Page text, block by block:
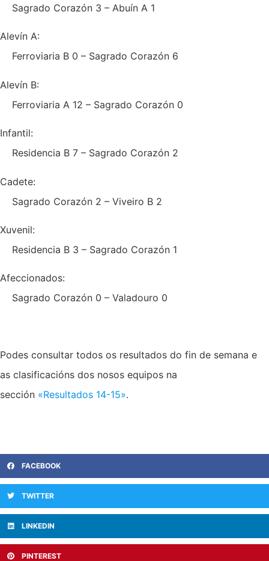
Sagrado Corazón 3 – Abuín A 1
Alevín A:
Ferroviaria B 0 – Sagrado Corazón 6
Alevín B:
Ferroviaria A 12 – Sagrado Corazón 0
Infantil:
Residencia B 7 – Sagrado Corazón 2
Cadete:
Sagrado Corazón 2 – Viveiro B 2
Xuvenil:
Residencia B 3 – Sagrado Corazón 1
Afeccionados:
Sagrado Corazón 0 – Valadouro 0
Podes consultar todos os resultados do fin de semana e
as clasificacións dos nosos equipos na
sección «Resultados 14-15».
FACEBOOK
TWITTER
LINKEDIN
PINTEREST